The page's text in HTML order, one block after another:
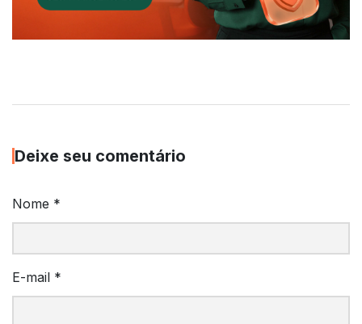
Deixe seu comentário
Nome *
E-mail *